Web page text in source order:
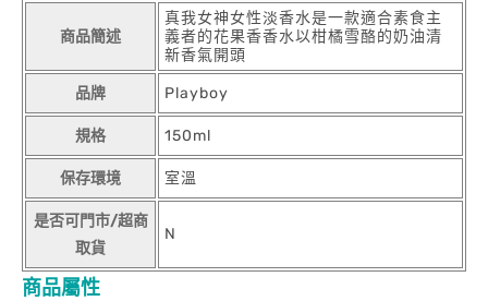
商品簡述
真我女神女性淡香水是一款適合素食主
義者的花果香香水以柑橘雪酪的奶油清
新香氣開頭
品牌 Playboy
規格 150ml
保存環境 室溫
是否可門市/超商
取貨
N
商品屬性